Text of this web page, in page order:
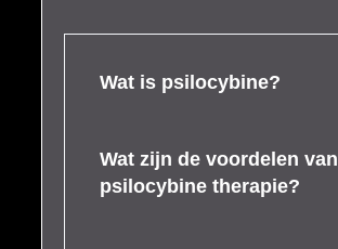
Wat is psilocybine?
Wat zijn de voordelen van
psilocybine therapie?